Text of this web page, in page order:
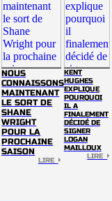
NOUS
CONNAISSONS
MAINTENANT
LE SORT DE
SHANE
WRIGHT
POUR LA
PROCHAINE
SAISON
LIRE
KENT
HUGHES
EXPLIQUE
POURQUOI
IL A
FINALEMENT
DÉCIDÉ DE
SIGNER
LOGAN
MAILLOUX
LIRE